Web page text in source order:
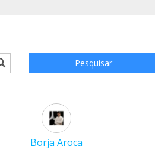
Pesquisar
Borja Aroca